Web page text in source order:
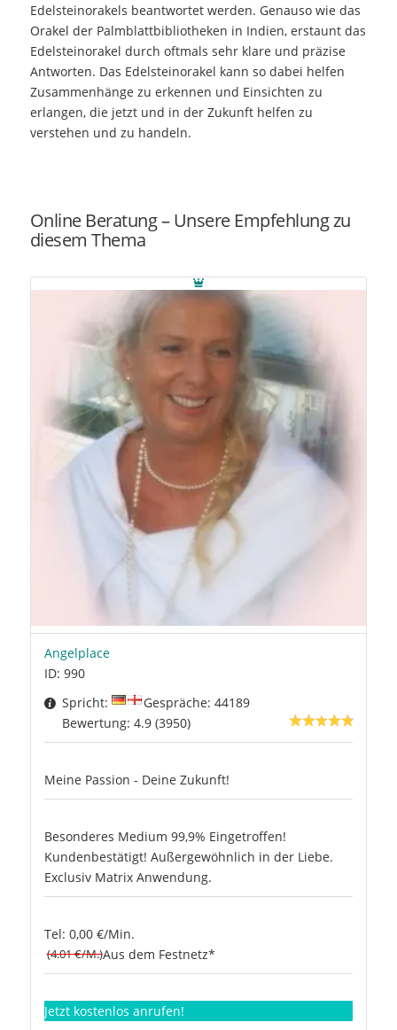
Edelsteinorakels beantwortet werden. Genauso wie das
Orakel der Palmblattbibliotheken in Indien, erstaunt das
Edelsteinorakel durch oftmals sehr klare und präzise
Antworten. Das Edelsteinorakel kann so dabei helfen
Zusammenhänge zu erkennen und Einsichten zu
erlangen, die jetzt und in der Zukunft helfen zu
verstehen und zu handeln.
Online Beratung – Unsere Empfehlung zu
diesem Thema
Angelplace
ID: 990
Spricht:
Gespräche: 44189
Bewertung: 4.9 (3950)
Meine Passion - Deine Zukunft!
Besonderes Medium 99,9% Eingetroffen!
Kundenbestätigt! Außergewöhnlich in der Liebe.
Exclusiv Matrix Anwendung.
Tel: 0,00 €/Min.
(4.01 €/M.)Aus dem Festnetz*
Jetzt kostenlos anrufen!